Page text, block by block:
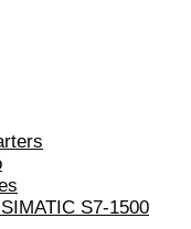
S7-1500